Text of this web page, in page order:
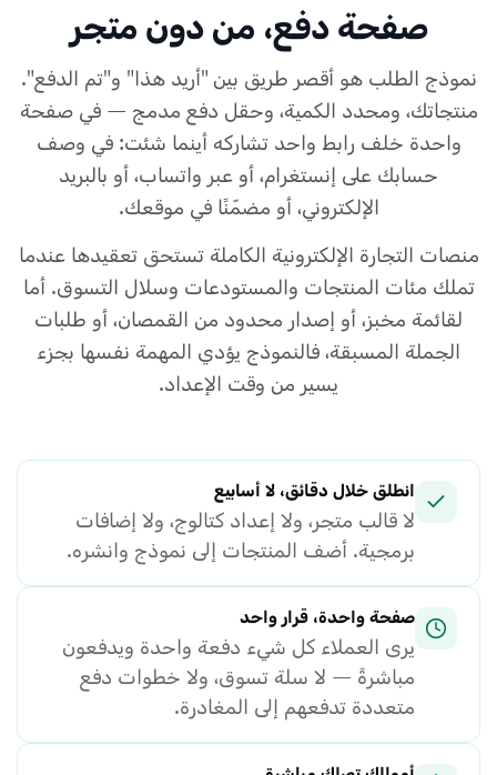
صفحة دفع، من دون متجر
نموذج الطلب هو أقصر طريق بين "أريد هذا" و"تم الدفع".
منتجاتك، ومحدد الكمية، وحقل دفع مدمج — في صفحة
واحدة خلف رابط واحد تشاركه أينما شئت: في وصف
حسابك على إنستغرام، أو عبر واتساب، أو بالبريد
الإلكتروني، أو مضمّنًا في موقعك.
منصات التجارة الإلكترونية الكاملة تستحق تعقيدها عندما
تملك مئات المنتجات والمستودعات وسلال التسوق. أما
لقائمة مخبز، أو إصدار محدود من القمصان، أو طلبات
الجملة المسبقة، فالنموذج يؤدي المهمة نفسها بجزء
يسير من وقت الإعداد.
انطلق خلال دقائق، لا أسابيع
لا قالب متجر، ولا إعداد كتالوج، ولا إضافات
برمجية. أضف المنتجات إلى نموذج وانشره.
صفحة واحدة، قرار واحد
يرى العملاء كل شيء دفعة واحدة ويدفعون
مباشرةً — لا سلة تسوق، ولا خطوات دفع
متعددة تدفعهم إلى المغادرة.